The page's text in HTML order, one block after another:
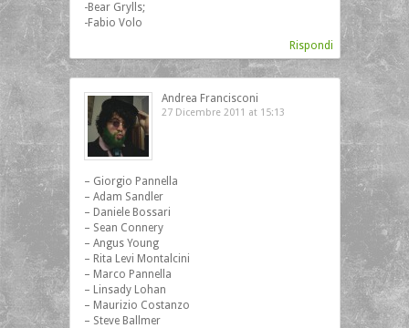
-Bear Grylls;
-Fabio Volo
Rispondi
Andrea Francisconi
27 Dicembre 2011 at 15:13
– Giorgio Pannella
– Adam Sandler
– Daniele Bossari
– Sean Connery
– Angus Young
– Rita Levi Montalcini
– Marco Pannella
– Linsady Lohan
– Maurizio Costanzo
– Steve Ballmer